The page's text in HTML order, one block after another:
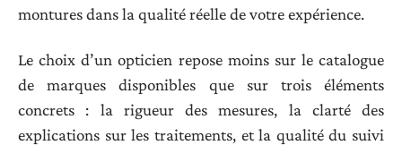
montures dans la qualité réelle de votre expérience.
Le choix d’un opticien repose moins sur le catalogue
de marques disponibles que sur trois éléments
concrets : la rigueur des mesures, la clarté des
explications sur les traitements, et la qualité du suivi